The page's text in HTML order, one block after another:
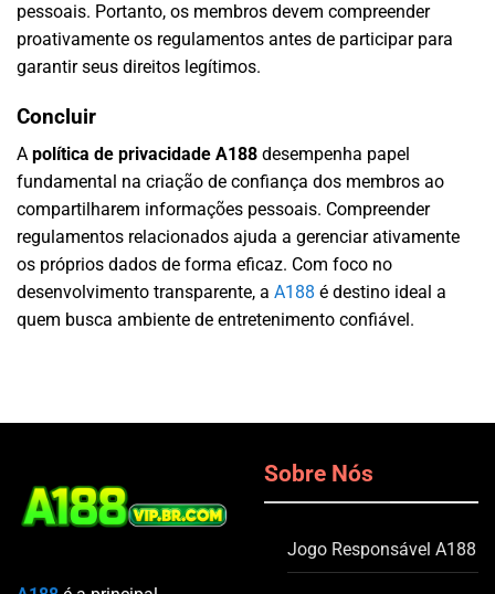
pessoais. Portanto, os membros devem compreender
proativamente os regulamentos antes de participar para
garantir seus direitos legítimos.
Concluir
A política de privacidade A188 desempenha papel
fundamental na criação de confiança dos membros ao
compartilharem informações pessoais. Compreender
regulamentos relacionados ajuda a gerenciar ativamente
os próprios dados de forma eficaz. Com foco no
desenvolvimento transparente, a A188 é destino ideal a
quem busca ambiente de entretenimento confiável.
Sobre Nós
Jogo Responsável A188